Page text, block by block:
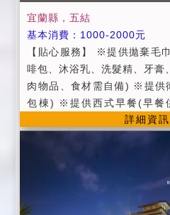
宜蘭縣，五結
基本消費：1000-2000元
【貼心服務】 ※提供拋棄毛
啡包、沐浴乳、洗髮精、牙
肉物品、食材需自備) ※提供
包棟) ※提供西式早餐(早餐
※提供脫水機、電磁爐 【住
以後；退房時間：翌日上午
出示您的證件，以便我們登
請您將住宿費一併繳交。 ●
詳細資